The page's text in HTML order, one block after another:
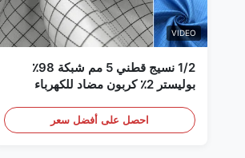
VIDEO
1/2 نسيج قطني 5 مم شبكة 98٪
بوليستر 2٪ كربون مضاد للكهرباء
احصل على أفضل سعر